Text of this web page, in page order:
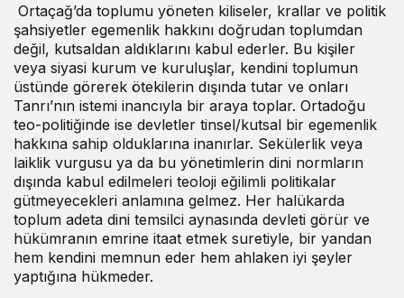
Ortaçağ’da toplumu yöneten kiliseler, krallar ve politik
şahsiyetler egemenlik hakkını doğrudan toplumdan
değil, kutsaldan aldıklarını kabul ederler. Bu kişiler
veya siyasi kurum ve kuruluşlar, kendini toplumun
üstünde görerek ötekilerin dışında tutar ve onları
Tanrı’nın istemi inancıyla bir araya toplar. Ortadoğu
teo-politiğinde ise devletler tinsel/kutsal bir egemenlik
hakkına sahip olduklarına inanırlar. Sekülerlik veya
laiklik vurgusu ya da bu yönetimlerin dini normların
dışında kabul edilmeleri teoloji eğilimli politikalar
gütmeyecekleri anlamına gelmez. Her halükarda
toplum adeta dini temsilci aynasında devleti görür ve
hükümranın emrine itaat etmek suretiyle, bir yandan
hem kendini memnun eder hem ahlaken iyi şeyler
yaptığına hükmeder.